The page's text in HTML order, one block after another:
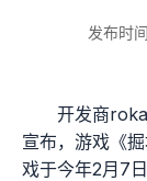
发布时
开发商
宣布，游戏《
戏于今年2月7